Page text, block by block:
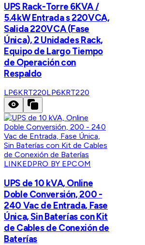
UPS Rack-Torre 6KVA /
5.4kW Entrada s 220VCA,
Salida 220VCA (Fase
Única), 2 Unidades Rack,
Equipo de Largo Tiempo
de Operación con
Respaldo
LP6KRT220LP6KRT220
LINKEDPRO BY EPCOM
UPS de 10 kVA, Online
Doble Conversión, 200 -
240 Vac de Entrada, Fase
Única, Sin Baterías con Kit
de Cables de Conexión de
Baterías